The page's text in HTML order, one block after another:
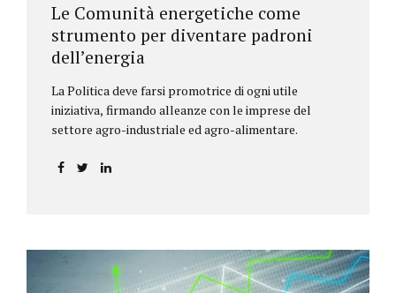
Le Comunità energetiche come
strumento per diventare padroni
dell’energia
La Politica deve farsi promotrice di ogni utile
iniziativa, firmando alleanze con le imprese del
settore agro-industriale ed agro-alimentare.